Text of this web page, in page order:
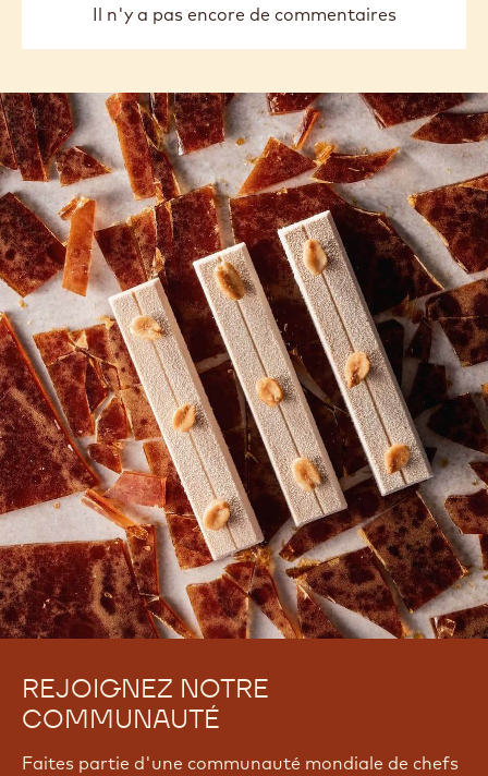
Il n'y a pas encore de commentaires
REJOIGNEZ NOTRE
COMMUNAUTÉ
Faites partie d'une communauté mondiale de chefs